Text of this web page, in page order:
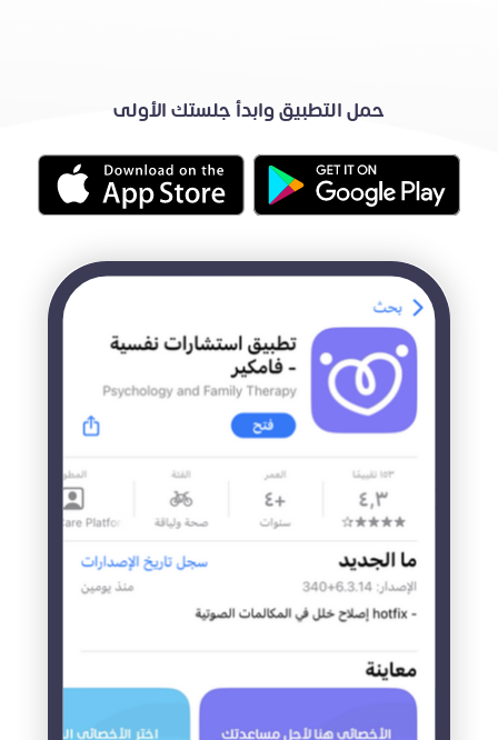
حمل التطبيق وابدأ جلستك الأولى